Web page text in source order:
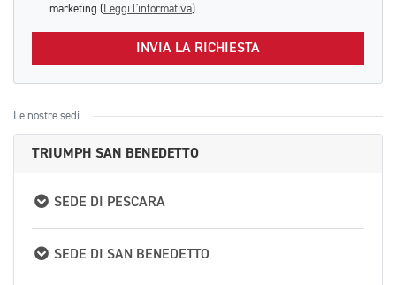
marketing ( Leggi l'informativa)
INVIA LA RICHIESTA
Le nostre sedi
TRIUMPH SAN BENEDETTO
SEDE DI PESCARA
SEDE DI SAN BENEDETTO